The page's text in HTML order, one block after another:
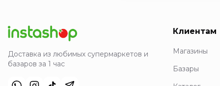
Доставка из любимых супермаркетов и
базаров за 1 час
Клиентам
Магазины
Базары